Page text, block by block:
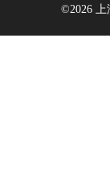
©2026